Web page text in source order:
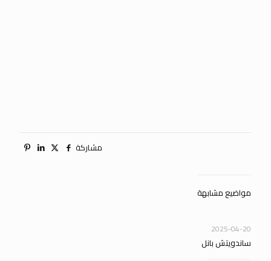
مشاركة
مواضيع مشابهة
2025-04-20
ساندويتش بانل